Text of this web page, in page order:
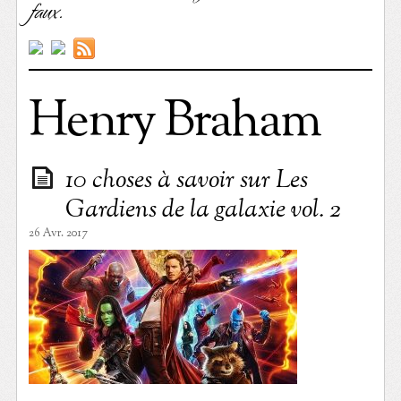
faux.
Henry Braham
10 choses à savoir sur Les
Gardiens de la galaxie vol. 2
26 Avr. 2017